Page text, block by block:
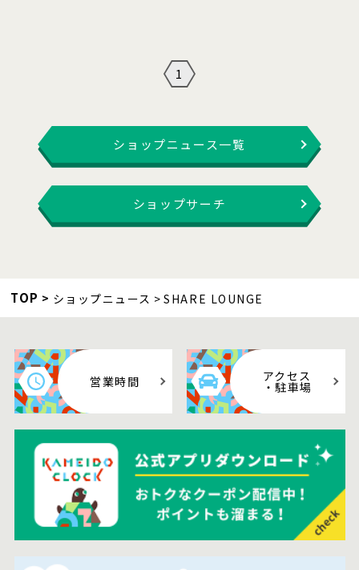
1
ショップニュース一覧
ショップサーチ
TOP ショップニュース SHARE LOUNGE
営業時間 アクセス
・駐車場